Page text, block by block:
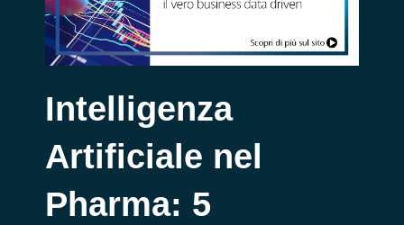
Intelligenza
Artificiale nel
Pharma: 5